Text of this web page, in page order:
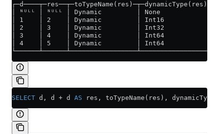
┌─d────┬─res──┬─toTypeName(res)─┬─dynamicType(res)─┐
│ ᴺᵁᴸᴸ │ ᴺᵁᴸᴸ │ Dynamic         │ None             │
│ 1    │ 2    │ Dynamic         │ Int16            │
│ 2    │ 3    │ Dynamic         │ Int32            │
│ 3    │ 4    │ Dynamic         │ Int64            │
│ 4    │ 5    │ Dynamic         │ Int64            │
└──────┴──────┴─────────────────┴──────────────────┘
SELECT d, d + d AS res, toTypeName(res),